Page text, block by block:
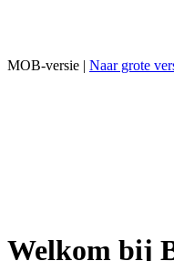
MOB-versie | Naar grote
Welkom bij